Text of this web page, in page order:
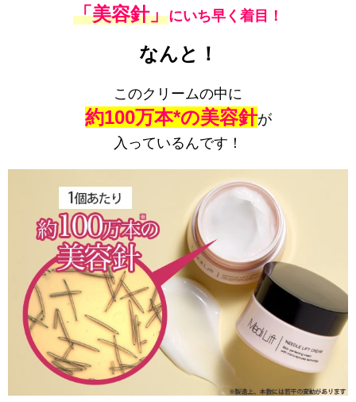
「美容針」にいち早く着目！
なんと！
このクリームの中に
約100万本*の美容針が
入っているんです！